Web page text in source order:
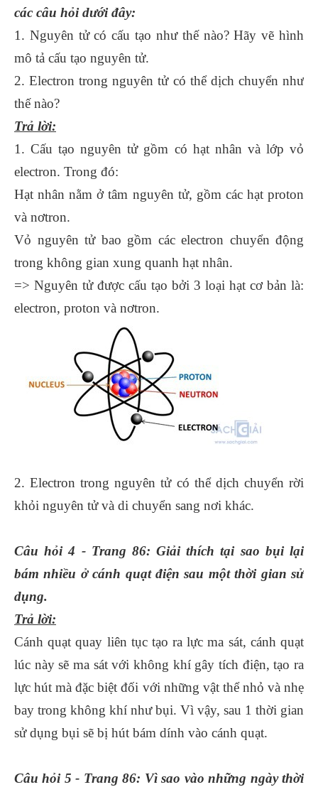
các câu hỏi dưới đây:
1. Nguyên tử có cấu tạo như thế nào? Hãy vẽ hình
mô tả cấu tạo nguyên tử.
2. Electron trong nguyên tử có thể dịch chuyển như
thế nào?
Trả lời:
1. Cấu tạo nguyên tử gồm có hạt nhân và lớp vỏ
electron. Trong đó:
Hạt nhân nằm ở tâm nguyên tử, gồm các hạt proton
và nơtron.
Vỏ nguyên tử bao gồm các electron chuyển động
trong không gian xung quanh hạt nhân.
=> Nguyên tử được cấu tạo bởi 3 loại hạt cơ bản là:
electron, proton và nơtron.
2. Electron trong nguyên tử có thể dịch chuyển rời
khỏi nguyên tử và di chuyển sang nơi khác.
Câu hỏi 4 - Trang 86: Giải thích tại sao bụi lại
bám nhiều ở cánh quạt điện sau một thời gian sử
dụng.
Trả lời:
Cánh quạt quay liên tục tạo ra lực ma sát, cánh quạt
lúc này sẽ ma sát với không khí gây tích điện, tạo ra
lực hút mà đặc biệt đối với những vật thể nhỏ và nhẹ
bay trong không khí như bụi. Vì vậy, sau 1 thời gian
sử dụng bụi sẽ bị hút bám dính vào cánh quạt.
Câu hỏi 5 - Trang 86: Vì sao vào những ngày thời